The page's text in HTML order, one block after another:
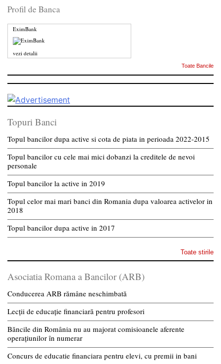
Profil de Banca
EximBank
vezi detalii
Toate Bancile
Topuri Banci
Topul bancilor dupa active si cota de piata in perioada 2022-2015
Topul bancilor cu cele mai mici dobanzi la creditele de nevoi
personale
Topul bancilor la active in 2019
Topul celor mai mari banci din Romania dupa valoarea activelor in
2018
Topul bancilor dupa active in 2017
Toate stirile
Asociatia Romana a Bancilor (ARB)
Conducerea ARB rămâne neschimbată
Lecții de educație financiară pentru profesori
Băncile din România nu au majorat comisioanele aferente
operațiunilor în numerar
Concurs de educatie financiara pentru elevi, cu premii in bani